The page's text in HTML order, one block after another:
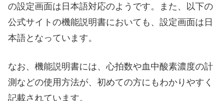
の設定画面は日本語対応のようです。また、以下の
公式サイトの機能説明書においても、設定画面は日
本語となっています。
なお、機能説明書には、心拍数や血中酸素濃度の計
測などの使用方法が、初めての方にもわかりやすく
記載されています。